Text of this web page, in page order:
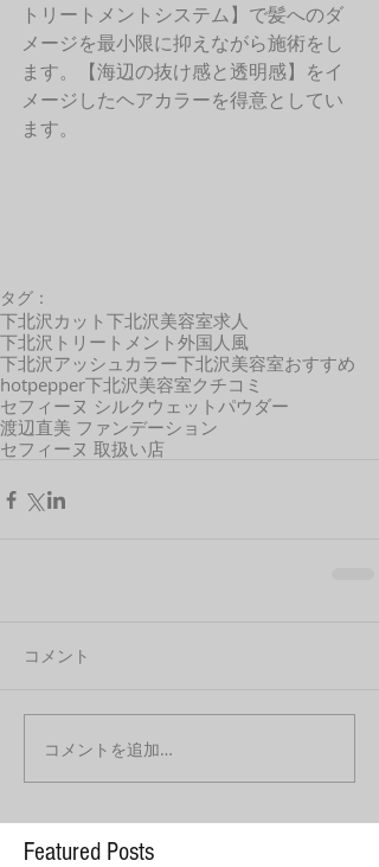
トリートメントシステム】で髪へのダ
メージを最小限に抑えながら施術をし
ます。【海辺の抜け感と透明感】をイ
メージしたヘアカラーを得意としてい
ます。
タグ：
下北沢カット 下北沢美容室求人
下北沢トリートメント 外国人風
下北沢アッシュカラー下北沢美容室おすすめ
hotpepper下北沢美容室クチコミ
セフィーヌ シルクウェットパウダー
渡辺直美 ファンデーション
セフィーヌ 取扱い店
コメント
コメントを追加…
Featured Posts